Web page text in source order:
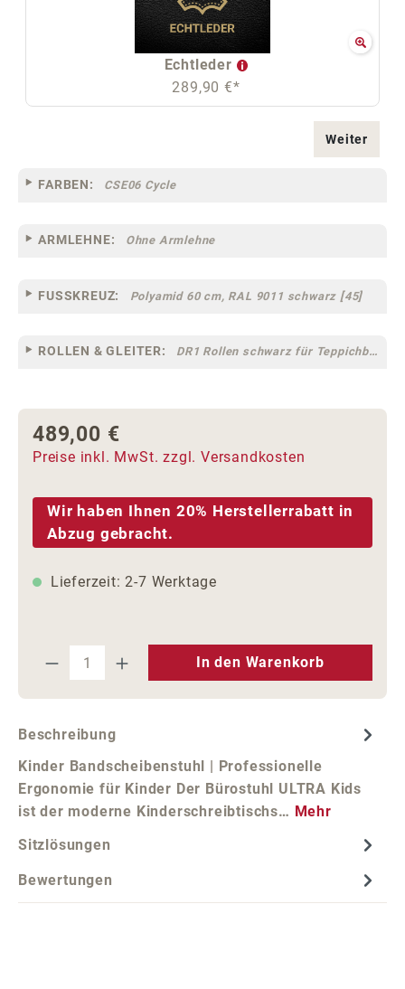
Echtleder
289,90 €*
Weiter
FARBEN: CSE06 Cycle
ARMLEHNE: Ohne Armlehne
FUSSKREUZ: Polyamid 60 cm, RAL 9011 schwarz [45]
ROLLEN & GLEITER: DR1 Rollen schwarz für Teppichböden [12]
Regulärer Preis:
489,00 €
Preise inkl. MwSt. zzgl. Versandkosten
Wir haben Ihnen 20% Herstellerrabatt in
Abzug gebracht.
Lieferzeit: 2-7 Werktage
Produkt Anzahl: Gib den
In den Warenkorb
Beschreibung
Kinder Bandscheibenstuhl | Professionelle
Ergonomie für Kinder Der Bürostuhl ULTRA Kids
ist der moderne Kinderschreibtischs… Mehr
Sitzlösungen
Bewertungen